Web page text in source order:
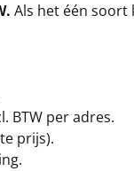
Als het één soort
BTW per adres.
prijs).